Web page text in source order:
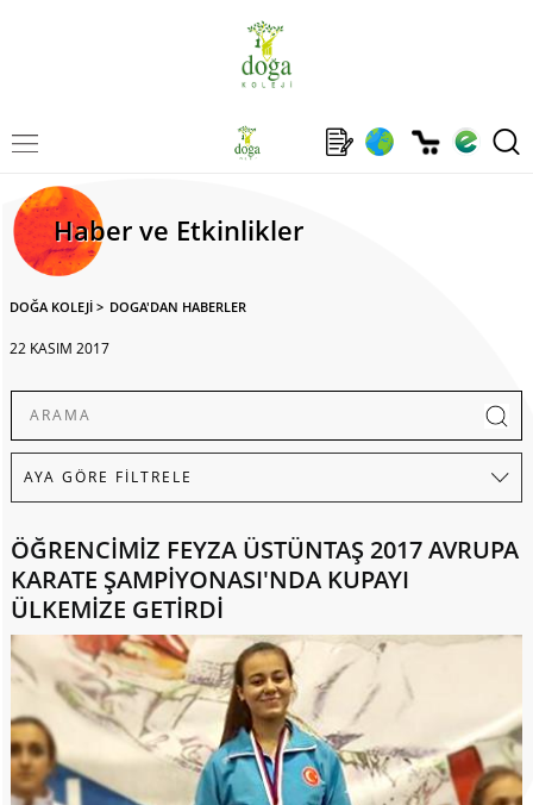
Haber ve Etkinlikler
DOĞA KOLEJİ > DOGA'DAN HABERLER
22 KASIM 2017
ÖĞRENCİMİZ FEYZA ÜSTÜNTAŞ 2017 AVRUPA
KARATE ŞAMPİYONASI'NDA KUPAYI
ÜLKEMİZE GETİRDİ